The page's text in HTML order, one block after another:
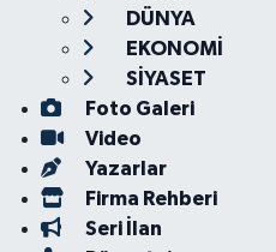
DÜNYA
EKONOMİ
SİYASET
Foto Galeri
Video
Yazarlar
Firma Rehberi
Seri İlan